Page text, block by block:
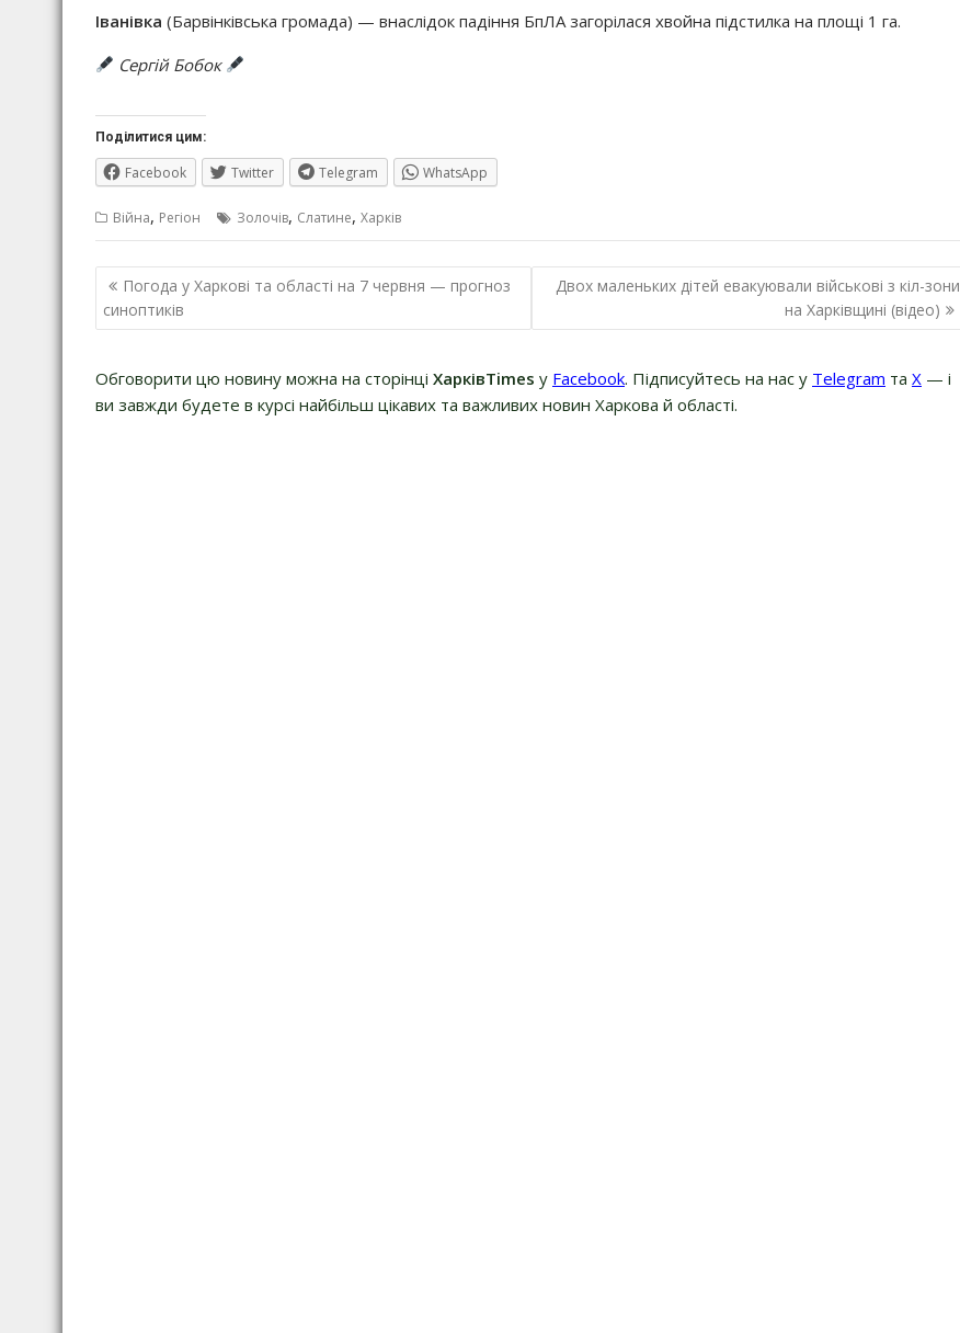
Іванівка (Барвінківська громада) — внаслідок падіння БпЛА загорілася хвойна підстилка на площі 1 га.
Сергій Бобок
Поділитися цим:
Facebook Twitter Telegram WhatsApp
Війна, Регіон Золочів, Слатине, Харків
Навігація
записів
Погода у Харкові та області на 7 червня — прогноз
синоптиків
Двох маленьких дітей евакуювали військові з кіл-зони
на Харківщині (відео)
Обговорити цю новину можна на сторінці ХарківTimes у Facebook. Підписуйтесь на нас у Telegram та Х — і
ви завжди будете в курсі найбільш цікавих та важливих новин Харкова й області.